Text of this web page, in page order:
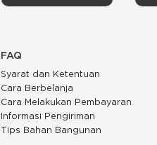
FAQ
Syarat dan Ketentuan
Cara Berbelanja
Cara Melakukan Pembayaran
Informasi Pengiriman
Tips Bahan Bangunan